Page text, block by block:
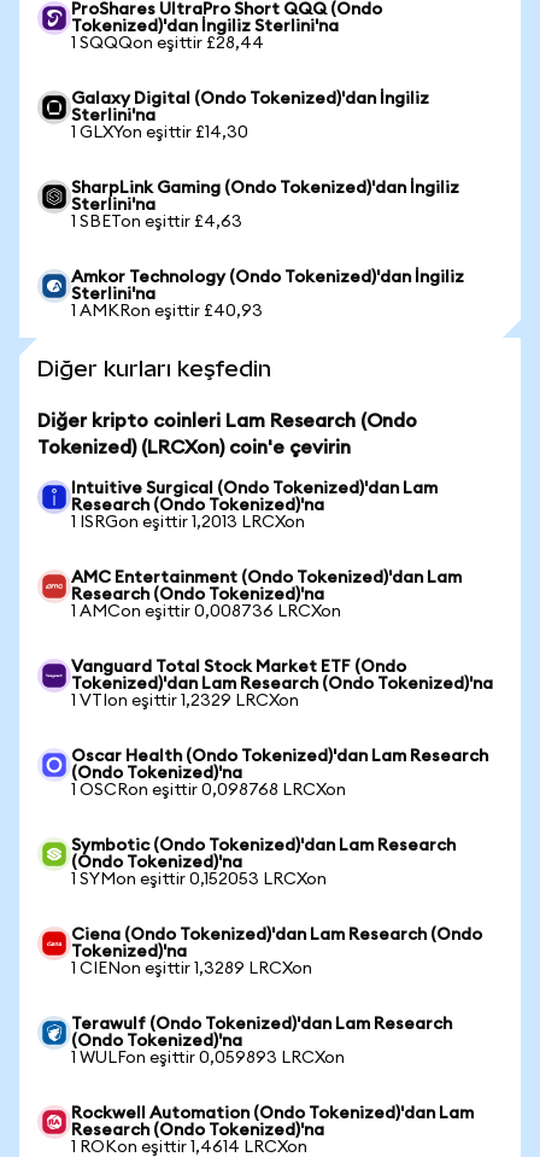
ProShares UltraPro Short QQQ (Ondo
Tokenized)'dan İngiliz Sterlini'na
1 SQQQon eşittir £28,44
Galaxy Digital (Ondo Tokenized)'dan İngiliz
Sterlini'na
1 GLXYon eşittir £14,30
SharpLink Gaming (Ondo Tokenized)'dan İngiliz
Sterlini'na
1 SBETon eşittir £4,63
Amkor Technology (Ondo Tokenized)'dan İngiliz
Sterlini'na
1 AMKRon eşittir £40,93
Diğer kurları keşfedin
Diğer kripto coinleri Lam Research (Ondo
Tokenized) (LRCXon) coin'e çevirin
Intuitive Surgical (Ondo Tokenized)'dan Lam
Research (Ondo Tokenized)'na
1 ISRGon eşittir 1,2013 LRCXon
AMC Entertainment (Ondo Tokenized)'dan Lam
Research (Ondo Tokenized)'na
1 AMCon eşittir 0,008736 LRCXon
Vanguard Total Stock Market ETF (Ondo
Tokenized)'dan Lam Research (Ondo Tokenized)'na
1 VTIon eşittir 1,2329 LRCXon
Oscar Health (Ondo Tokenized)'dan Lam Research
(Ondo Tokenized)'na
1 OSCRon eşittir 0,098768 LRCXon
Symbotic (Ondo Tokenized)'dan Lam Research
(Ondo Tokenized)'na
1 SYMon eşittir 0,152053 LRCXon
Ciena (Ondo Tokenized)'dan Lam Research (Ondo
Tokenized)'na
1 CIENon eşittir 1,3289 LRCXon
Terawulf (Ondo Tokenized)'dan Lam Research
(Ondo Tokenized)'na
1 WULFon eşittir 0,059893 LRCXon
Rockwell Automation (Ondo Tokenized)'dan Lam
Research (Ondo Tokenized)'na
1 ROKon eşittir 1,4614 LRCXon